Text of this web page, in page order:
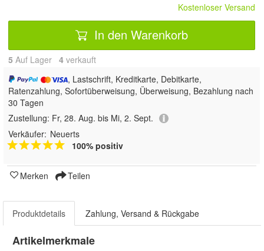
Kostenloser Versand
In den Warenkorb
5 Auf Lager 4 verkauft
, Lastschrift, Kreditkarte, Debitkarte,
Ratenzahlung, Sofortüberweisung, Überweisung, Bezahlung nach
30 Tagen
Zustellung: Fr, 28. Aug. bis Mi, 2. Sept.
Verkäufer: Neuerts
100% positiv
Merken Teilen
Produktdetails Zahlung, Versand & Rückgabe
Artikelmerkmale